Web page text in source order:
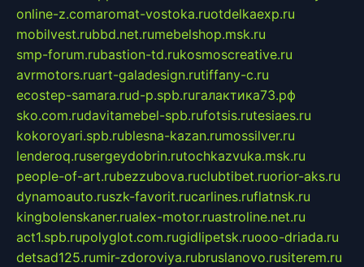
online-z.comaromat-vostoka.ruotdelkaexp.ru
mobilvest.rubbd.net.rumebelshop.msk.ru
smp-forum.rubastion-td.rukosmoscreative.ru
avrmotors.ruart-galadesign.rutiffany-c.ru
ecostep-samara.rud-p.spb.ruгалактика73.рф
sko.com.rudavitamebel-spb.rufotsis.rutesiaes.ru
kokoroyari.spb.rublesna-kazan.rumossilver.ru
lenderoq.rusergeydobrin.rutochkazvuka.msk.ru
people-of-art.rubezzubova.ruclubtibet.ruorior-aks.ru
dynamoauto.ruszk-favorit.rucarlines.ruflatnsk.ru
kingbolenskaner.rualex-motor.ruastroline.net.ru
act1.spb.rupolyglot.com.rugidlipetsk.ruooo-driada.ru
detsad125.rumir-zdoroviya.rubruslanovo.rusiterem.ru